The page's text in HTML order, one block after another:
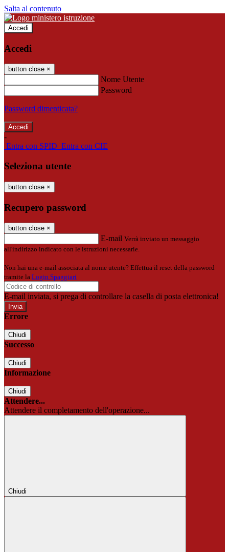
Salta al contenuto
Accedi
Accedi
button close ×
Nome Utente
Password
Password dimenticata?
-
Entra con SPID Entra con CIE
Seleziona utente
button close ×
Recupero password
button close ×
E-mail Verrà inviato un messaggio
all'indirizzo indicato con le istruzioni necessarie.
Non hai una e-mail associata al nome utente? Effettua il reset della password
tramite la Login Spaggiari
E-mail inviata, si prega di controllare la casella di posta elettronica!
Errore
Chiudi
Successo
Chiudi
Informazione
Chiudi
Attendere...
Attendere il completamento dell'operazione...
Chiudi